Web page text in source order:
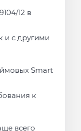
12 в
и с другими
Smart
к
всего